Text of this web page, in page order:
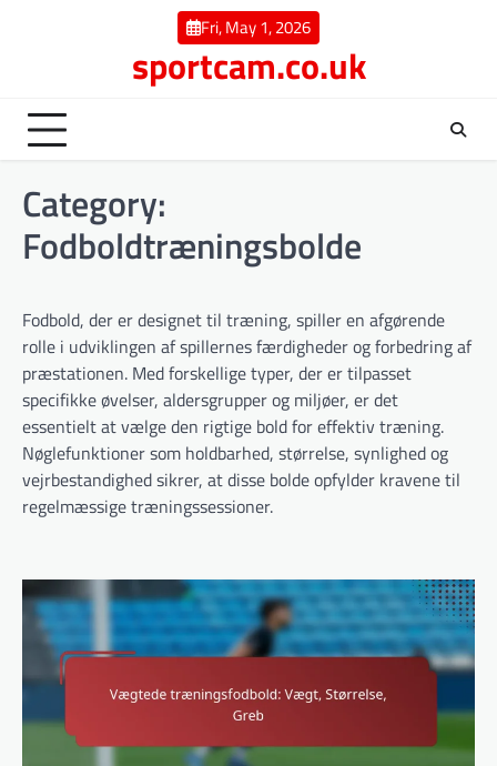
Fri, May 1, 2026
sportcam.co.uk
Category:
Fodboldtræningsbolde
Fodbold, der er designet til træning, spiller en afgørende
rolle i udviklingen af spillernes færdigheder og forbedring af
præstationen. Med forskellige typer, der er tilpasset
specifikke øvelser, aldersgrupper og miljøer, er det
essentielt at vælge den rigtige bold for effektiv træning.
Nøglefunktioner som holdbarhed, størrelse, synlighed og
vejrbestandighed sikrer, at disse bolde opfylder kravene til
regelmæssige træningssessioner.